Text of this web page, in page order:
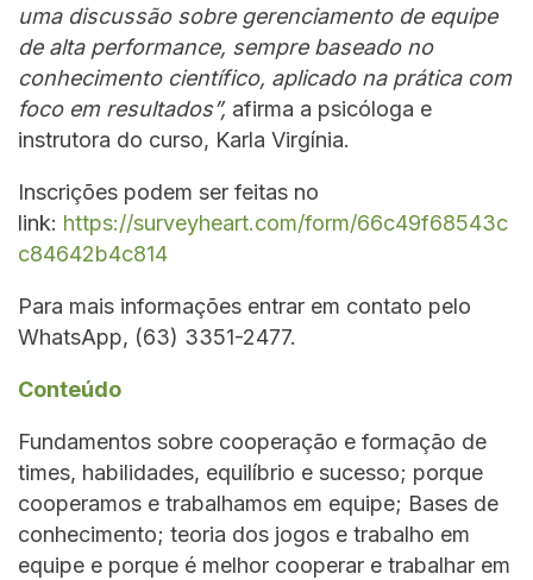
uma discussão sobre gerenciamento de equipe
de alta performance, sempre baseado no
conhecimento científico, aplicado na prática com
foco em resultados”, afirma a psicóloga e
instrutora do curso, Karla Virgínia.
Inscrições podem ser feitas no
link: https://surveyheart.com/form/66c49f68543c
c84642b4c814
Para mais informações entrar em contato pelo
WhatsApp, (63) 3351-2477.
Conteúdo
Fundamentos sobre cooperação e formação de
times, habilidades, equilíbrio e sucesso; porque
cooperamos e trabalhamos em equipe; Bases de
conhecimento; teoria dos jogos e trabalho em
equipe e porque é melhor cooperar e trabalhar em